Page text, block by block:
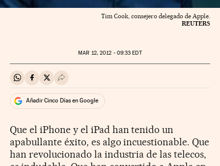
Tim Cook, consejero delegado de Apple.
REUTERS
MAR 12, 2012 - 09:33 EDT
Compartir en Whatsapp
Compartir en Facebook
Compartir en Twitter
Desplegar Redes Sociales
Añadir Cinco Días en Google
Que el iPhone y el iPad han tenido un
apabullante éxito, es algo incuestionable. Que
han revolucionado la industria de las telecos,